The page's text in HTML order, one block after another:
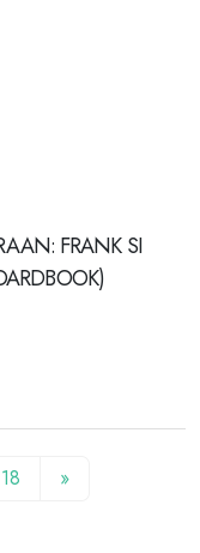
FRANK SI
18 »